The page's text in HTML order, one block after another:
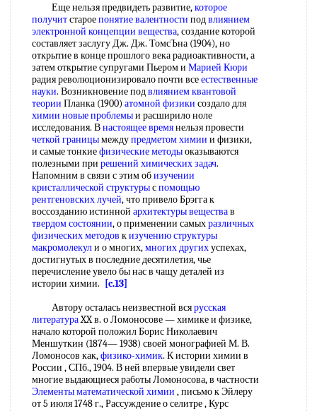
Еще нельзя предвидеть развитие,которое
получитстароепонятие валентности подвлиянием
электронной концепции вещества, создание которой
составляет заслугу Дж. Дж. ТомсЪна (1904), но
открытие в конце прошлого века радиоактивности, а
затем открытие супругами Пьером и Марией Кюри
радия революционизировало почти всеестественные
науки. Возникновение подвлиянием квантовой
теории Планка (1900) атомной физики создало для
химии новые проблемыи расширило ноле
исследования. Внастоящее времянельзя провести
четкой границымеждупредметом химии и физики,
и самые тонкиефизические методыоказываются
полезными при решений химических задач.
Напомним в связи с этим обизучении
кристаллической структурыспомощью
рентгеновских лучей, что привело Брэгга к
воссозданию истинной архитектуры веществав
твердом состоянии, о применении самыхразличных
физических методов кизучению структуры
макромолекули о многих,многих другихуспехах,
достигнутых в последние десятилетия, чье
перечисление увело бы нас в чащу деталей из
истории химии.
[c.13]
Автору осталась неизвестной всярусская
литератураXX в. о Ломоносове — химике и физике,
начало которой положил Борис Николаевич
Меншуткин (1874— 1938) своей монографией М. В.
Ломоносов как,физико-химик. К истории химии в
России , СПб., 1904. В ней впервые увидели свет
многие выдающиеся работы Ломоносова, в частности
Элементы математической химии , письмо к Эйлеру
от 5 июля 1748 г., Рассуждение о селитре , Курс